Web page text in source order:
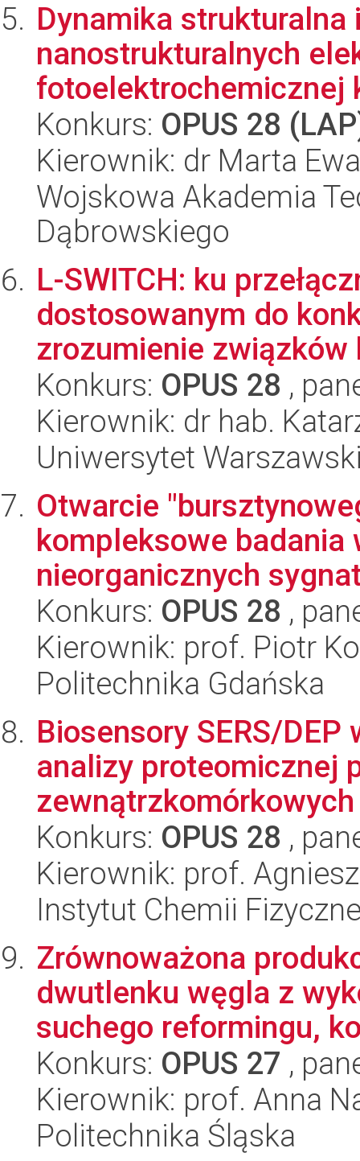
Dynamika strukturalna
nanostrukturalnych
fotoelektrochemicznej
Konkurs: OPUS 28
Kierownik: dr Marta
Wojskowa Akademia
Dąbrowskiego
L-SWITCH: ku
dostosowanym do
zrozumienie
Konkurs: OPUS 28 ,
Kierownik: dr hab.
Uniwersytet
Otwarcie
kompleksowe badania
nieorganicznych
Konkurs: OPUS 28 ,
Kierownik: prof. Piotr
Politechnika Gdańska
Biosensory SERS/
analizy proteomicznej
Konkurs: OPUS 28 ,
Kierownik: prof.
Instytut Chemii
Zrównoważona
dwutlenku węgla z
suchego reformingu,
Konkurs: OPUS 27 ,
Kierownik: prof. Anna
Politechnika Śląska